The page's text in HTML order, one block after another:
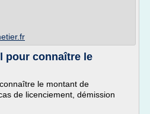
pour connaître le
le montant de
de licenciement, démission